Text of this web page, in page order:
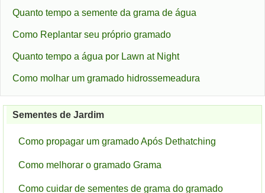
Quanto tempo a semente da grama de água
Como Replantar seu próprio gramado
Quanto tempo a água por Lawn at Night
Como molhar um gramado hidrossemeadura
Sementes de Jardim
Como propagar um gramado Após Dethatching
Como melhorar o gramado Grama
Como cuidar de sementes de grama do gramado